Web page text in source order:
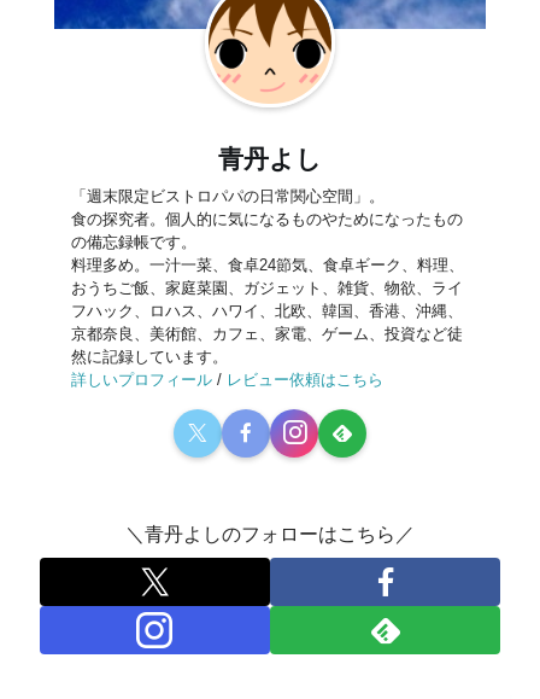
青丹よし
「週末限定ビストロパパの日常関心空間」。
食の探究者。個人的に気になるものやためになったもの
の備忘録帳です。
料理多め。一汁一菜、食卓24節気、食卓ギーク、料理、
おうちご飯、家庭菜園、ガジェット、雑貨、物欲、ライ
フハック、ロハス、ハワイ、北欧、韓国、香港、沖縄、
京都奈良、美術館、カフェ、家電、ゲーム、投資など徒
然に記録しています。
詳しいプロフィール / レビュー依頼はこちら
＼青丹よしのフォローはこちら／